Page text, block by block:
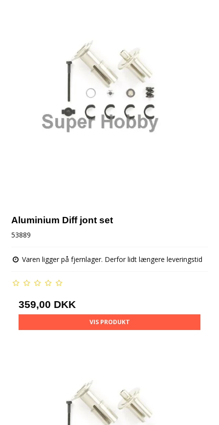
Aluminium Diff jont set
53889
Varen ligger på fjernlager. Derfor lidt længere leveringstid
359,00 DKK
VIS PRODUKT